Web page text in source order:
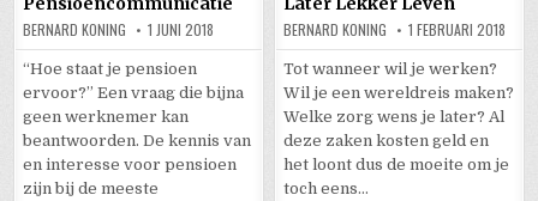
BERNARD KONING 1 JUNI 2018
“Hoe staat je pensioen
ervoor?” Een vraag die bijna
geen werknemer kan
beantwoorden. De kennis van
en interesse voor pensioen
zijn bij de meeste
BERNARD KONING 1 FEBRUARI 2018
Tot wanneer wil je werken?
Wil je een wereldreis maken?
Welke zorg wens je later? Al
deze zaken kosten geld en
het loont dus de moeite om je
toch eens…